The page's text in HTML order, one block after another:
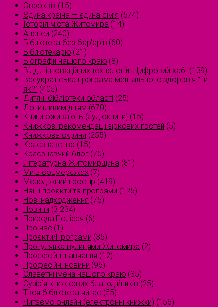
Євроквіз (15)
Єдина країна — єдина сім’я (574)
Історія міста Житомира (14)
Анонси (240)
Бібліотека без бар'єрів (60)
Бібліотекарю (21)
Біографи нашого краю (8)
Відділ інноваційних технологій. Цифровий хаб. (139)
Всеукраїнська програма ментального здоров'я "Ти
як?" (405)
Дитячі бібліотеки області (25)
Допитливим дітям (670)
Книги оживають (аудіокниги) (15)
Книжкові рекомендації зіркових гостей (5)
Книжкова скриня (255)
Краєзнавство (15)
Краєзнавчий блог (75)
Літературна Житомирщина (81)
Ми в соцмережах (7)
Молодіжний простір (419)
Наші проєкти та програми (125)
Нові надходження (75)
Новини (3 234)
Природа Полісся (6)
Про нас (1)
Проєкти/Програми (35)
Прогулянка вулицями Житомира (2)
Професійні навчання (12)
Професійні новини (96)
Славетні імена нашого краю (35)
Сузірʼя книжкових благодійників (25)
Твоя бібліотека читає (55)
Читаємо онлайн (електронні книжки) (156)